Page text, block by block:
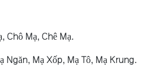
Chô Mạ, Chê Mạ.
Ngăn, Mạ Xốp, Mạ Tô, Mạ Krung.